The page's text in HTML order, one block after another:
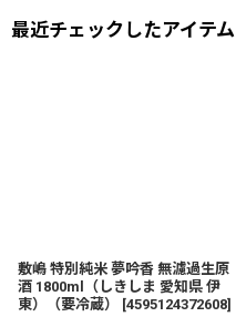
最近チェックしたアイテム
敷嶋 特別純米 夢吟香 無濾過生原
酒 1800ml（しきしま 愛知県 伊
東）（要冷蔵）
[4595124372608]